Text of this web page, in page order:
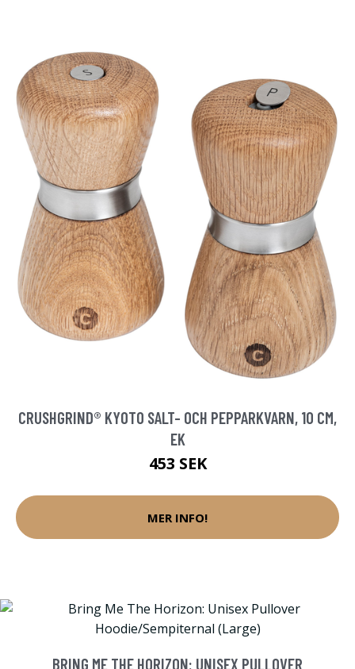
CRUSHGRIND® KYOTO SALT- OCH PEPPARKVARN, 10 CM,
EK
453 SEK
MER INFO!
BRING ME THE HORIZON: UNISEX PULLOVER